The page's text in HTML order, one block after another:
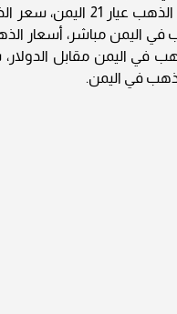
الذهب في اليمن مباشر،
في اليمن مقابل
في اليمن.